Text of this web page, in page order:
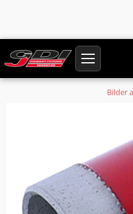
Startseite
Produkte
Diamantringsegment HQ extra
Bilder